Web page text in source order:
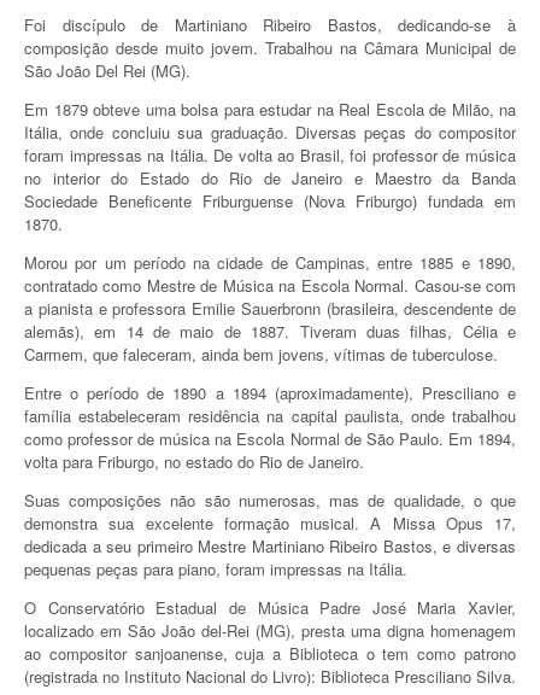
Foi discípulo de Martiniano Ribeiro Bastos, dedicando-se à
composição desde muito jovem. Trabalhou na Câmara Municipal de
São João Del Rei (MG).
Em 1879 obteve uma bolsa para estudar na Real Escola de Milão, na
Itália, onde concluiu sua graduação. Diversas peças do compositor
foram impressas na Itália. De volta ao Brasil, foi professor de música
no interior do Estado do Rio de Janeiro e Maestro da Banda
Sociedade Beneficente Friburguense (Nova Friburgo) fundada em
1870.
Morou por um período na cidade de Campinas, entre 1885 e 1890,
contratado como Mestre de Música na Escola Normal. Casou-se com
a pianista e professora Emilie Sauerbronn (brasileira, descendente de
alemãs), em 14 de maio de 1887. Tiveram duas filhas, Célia e
Carmem, que faleceram, ainda bem jovens, vítimas de tuberculose.
Entre o período de 1890 a 1894 (aproximadamente), Presciliano e
família estabeleceram residência na capital paulista, onde trabalhou
como professor de música na Escola Normal de São Paulo. Em 1894,
volta para Friburgo, no estado do Rio de Janeiro.
Suas composições não são numerosas, mas de qualidade, o que
demonstra sua excelente formação musical. A Missa Opus 17,
dedicada a seu primeiro Mestre Martiniano Ribeiro Bastos, e diversas
pequenas peças para piano, foram impressas na Itália.
O Conservatório Estadual de Música Padre José Maria Xavier,
localizado em São João del-Rei (MG), presta uma digna homenagem
ao compositor sanjoanense, cuja a Biblioteca o tem como patrono
(registrada no Instituto Nacional do Livro): Biblioteca Presciliano Silva.